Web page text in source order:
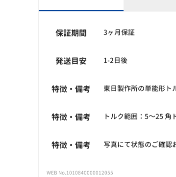
保証期間 3ヶ月保証
発送目安 1-2日後
特徴・備考 東日製作所の単能形
特徴・備考 トルク範囲：5～25
特徴・備考 写真にて状態のご確認
WEB No.1010840000012055